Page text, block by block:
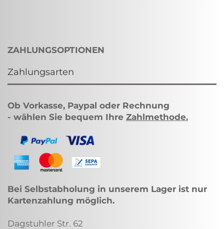
ZAHLUNGSOPTIONEN
Zahlungsarten
Ob Vorkasse, Paypal oder Rechnung
- wählen Sie bequem Ihre Zahlmethode.
Bei Selbstabholung in unserem Lager ist nur
Kartenzahlung möglich.
Dagstuhler Str. 62